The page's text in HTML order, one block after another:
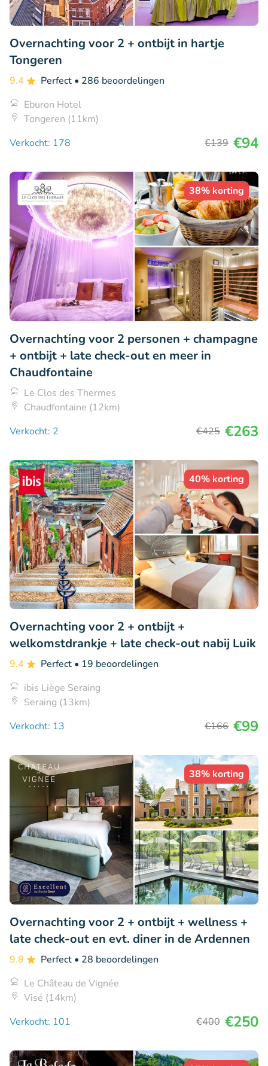
Overnachting voor 2 + ontbijt in hartje
Tongeren
9.4 Perfect • 286 beoordelingen
Eburon Hotel
Tongeren (11km)
Verkocht: 178
€139 €94
38% korting
Overnachting voor 2 personen + champagne
+ ontbijt + late check-out en meer in
Chaudfontaine
Le Clos des Thermes
Chaudfontaine (12km)
Verkocht: 2
€425 €263
40% korting
Overnachting voor 2 + ontbijt +
welkomstdrankje + late check-out nabij Luik
9.4 Perfect • 19 beoordelingen
ibis Liège Seraing
Seraing (13km)
Verkocht: 13
€166 €99
38% korting
Overnachting voor 2 + ontbijt + wellness +
late check-out en evt. diner in de Ardennen
9.8 Perfect • 28 beoordelingen
Le Château de Vignée
Visé (14km)
Verkocht: 101
€400 €250